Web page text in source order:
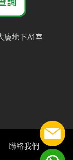
地下A1室
聯絡我們